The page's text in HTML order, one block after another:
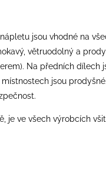
jsou vhodné na
větruodolný a
Na předních dílech
jsou
je ve všech výrobcích